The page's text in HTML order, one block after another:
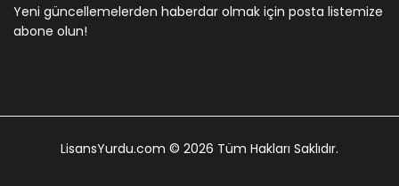
Yeni güncellemelerden haberdar olmak için posta listemize
abone olun!
LisansYurdu.com © 2026 Tüm Hakları Saklıdır.